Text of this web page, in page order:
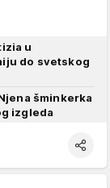
u
do svetskog
šminkerka
izgleda